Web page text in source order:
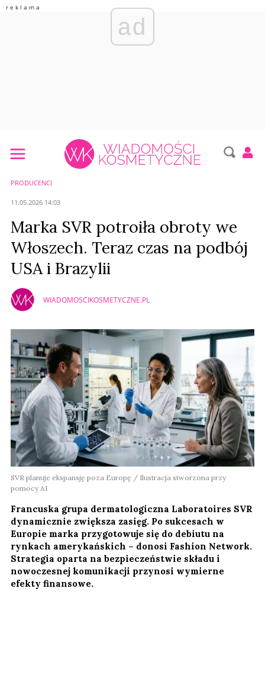
ad
PRODUCENCI
11.05.2026 14:03
Marka SVR potroiła obroty we
Włoszech. Teraz czas na podbój
USA i Brazylii
WIADOMOSCIKOSMETYCZNE.PL
SVR planuje ekspansję poza Europę / Ilustracja stworzona przy
pomocy AI
Francuska grupa dermatologiczna Laboratoires SVR
dynamicznie zwiększa zasięg. Po sukcesach w
Europie marka przygotowuje się do debiutu na
rynkach amerykańskich – donosi Fashion Network.
Strategia oparta na bezpieczeństwie składu i
nowoczesnej komunikacji przynosi wymierne
efekty finansowe.